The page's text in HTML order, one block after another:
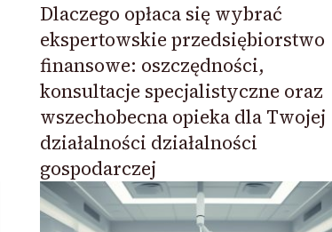
Dlaczego opłaca się wybrać
ekspertowskie przedsiębiorstwo
finansowe: oszczędności,
konsultacje specjalistyczne oraz
wszechobecna opieka dla Twojej
działalności działalności
gospodarczej